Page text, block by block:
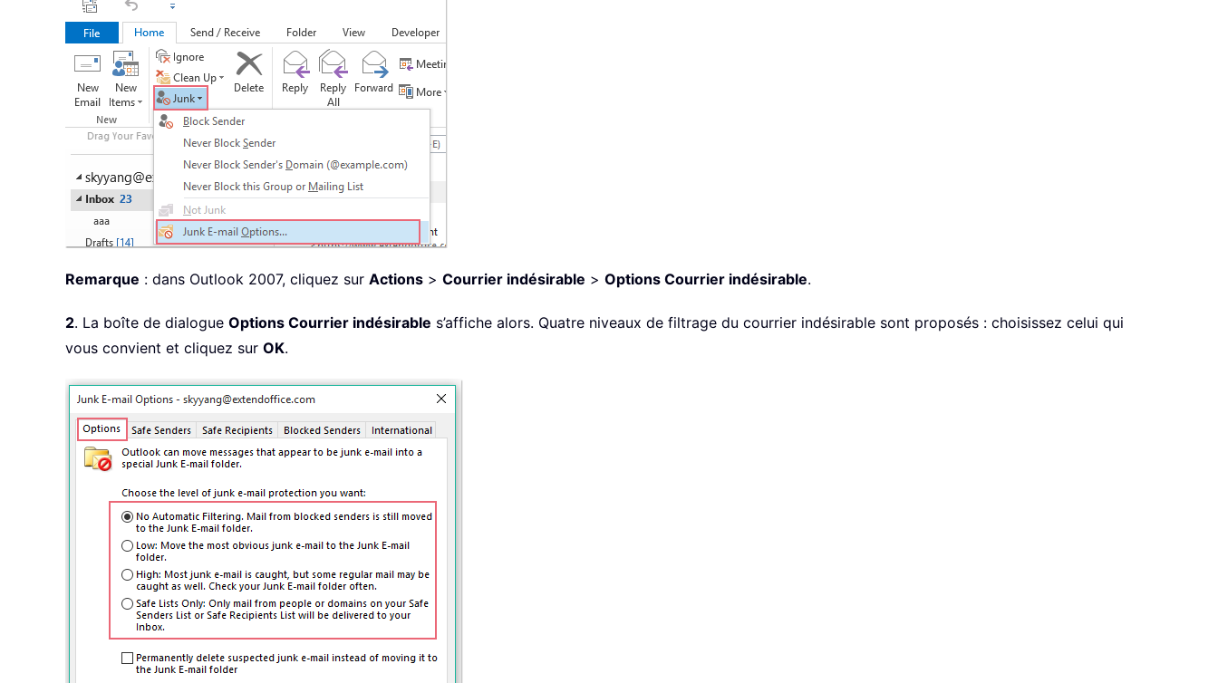
Remarque : dans Outlook 2007, cliquez sur Actions > Courrier indésirable > Options Courrier indésirable.
2. La boîte de dialogue Options Courrier indésirable s’affiche alors. Quatre niveaux de filtrage du courrier indésirable sont proposés : choisissez celui qui
vous convient et cliquez sur OK.